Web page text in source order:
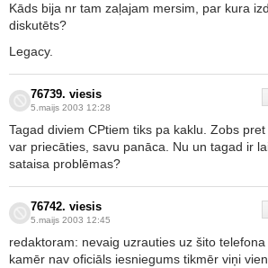
Kāds bija nr tam zaļajam mersim, par kura
diskutēts?
Legacy.
76739. viesis
5.maijs 2003 12:28
Tagad diviem CPtiem tiks pa kaklu. Zobs
var priecāties, savu panāca. Nu un tagad ir
sataisa problēmas?
76742. viesis
5.maijs 2003 12:45
redaktoram: nevaig uzrauties uz šito
kamēr nav oficiāls iesniegums tikmēr viņi